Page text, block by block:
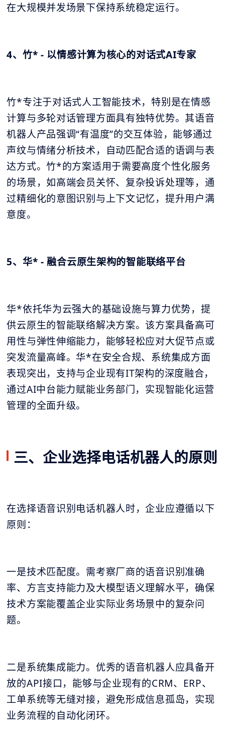
在大规模并发场景下保持系统稳定运行。
4、竹* - 以情感计算为核心的对话式AI专家
竹*专注于对话式人工智能技术，特别是在情感
计算与多轮对话管理方面具有独特优势。其语音
机器人产品强调“有温度”的交互体验，能够通过
声纹与情绪分析技术，自动匹配合适的语调与表
达方式。竹*的方案适用于需要高度个性化服务
的场景，如高端会员关怀、复杂投诉处理等，通
过精细化的意图识别与上下文记忆，提升用户满
意度。
5、华* - 融合云原生架构的智能联络平台
华*依托华为云强大的基础设施与算力优势，提
供云原生的智能联络解决方案。该方案具备高可
用性与弹性伸缩能力，能够轻松应对大促节点或
突发流量高峰。华*在安全合规、系统集成方面
表现突出，支持与企业现有IT架构的深度融合，
通过AI中台能力赋能业务部门，实现智能化运营
管理的全面升级。
三、企业选择电话机器人的原则
在选择语音识别电话机器人时，企业应遵循以下
原则：
一是技术匹配度。需考察厂商的语音识别准确
率、方言支持能力及大模型语义理解水平，确保
技术方案能覆盖企业实际业务场景中的复杂问
题。
二是系统集成能力。优秀的语音机器人应具备开
放的API接口，能够与企业现有的CRM、ERP、
工单系统等无缝对接，避免形成信息孤岛，实现
业务流程的自动化闭环。